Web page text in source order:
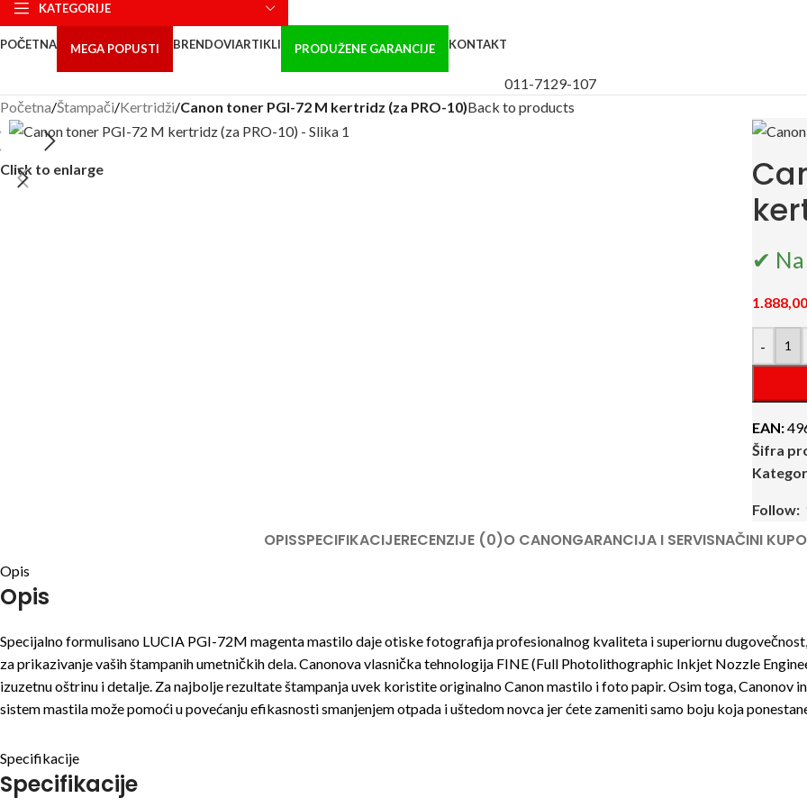
KATEGORIJE
POČETNA MEGA POPUSTI BRENDOVIARTIKLI PRODUŽENE GARANCIJE KONTAKT
011-7129-107
Početna/Štampači/Kertridži/Canon toner PGI-72 M kertridz (za PRO-10)Back to products
Click to enlarge
✔
-
EAN:
Šifra
Follow:
OPISSPECIFIKACIJERECENZIJE (0)O CANONGARANCIJA I SERVISNAČINI
Opis
Opis
Specijalno formulisano LUCIA PGI-72M magenta mastilo daje otiske fotografija profesionalnog kvaliteta i superiornu
za prikazivanje vaših štampanih umetničkih dela. Canonova vlasnička tehnologija FINE (Full Photolithographic Inkjet Nozzle
izuzetnu oštrinu i detalje. Za najbolje rezultate štampanja uvek koristite originalno Canon mastilo i foto papir. Osim toga, Canonov
sistem mastila može pomoći u povećanju efikasnosti smanjenjem otpada i uštedom novca jer ćete zameniti samo boju koja
Specifikacije
Specifikacije